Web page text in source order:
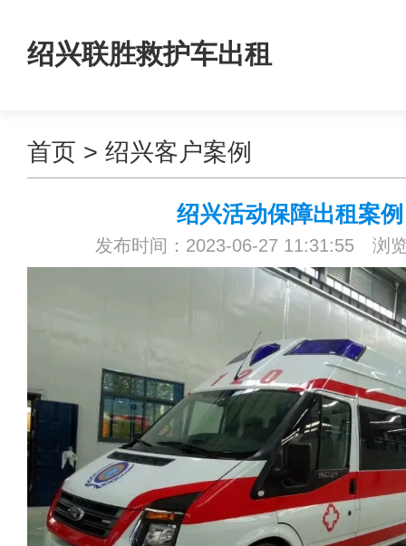
绍兴联胜救护车出租
首页 > 绍兴客户案例
绍兴活动保障出租案例
发布时间：2023-06-27 11:31:55 浏